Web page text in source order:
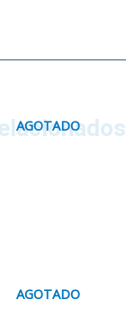
AGOTADO
AGOTADO